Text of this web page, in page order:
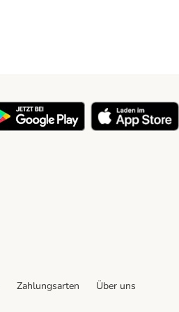
Zahlungsarten
Über uns